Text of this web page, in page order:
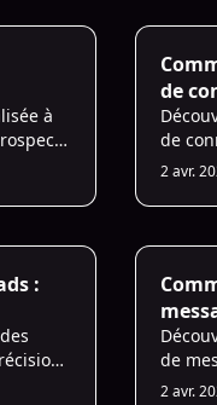
à
et
AI
de
de
2 avr.
:
AI
de
2 avr.